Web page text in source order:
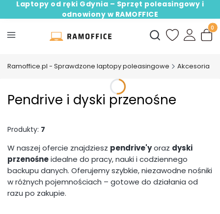
Laptopy od ręki Gdynia – Sprzęt poleasingowy i
odnowiony w RAMOFFICE
Otwórz
Ramoffice.pl - Sprawdzone laptopy poleasingowe Akcesoria
Pendrive i dyski przenośne
Produkty: 7
W naszej ofercie znajdziesz pendrive'yoraz dyski
przenośneidealne do pracy, nauki i codziennego
backupu danych. Oferujemy szybkie, niezawodne nośniki
w różnych pojemnościach – gotowe do działania od
razu po zakupie.